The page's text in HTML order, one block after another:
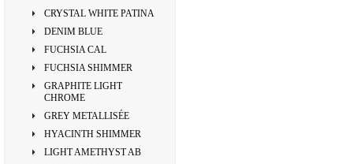
CRYSTAL WHITE PATINA
DENIM BLUE
FUCHSIA CAL
FUCHSIA SHIMMER
GRAPHITE LIGHT
CHROME
GREY METALLISÉE
HYACINTH SHIMMER
LIGHT AMETHYST AB